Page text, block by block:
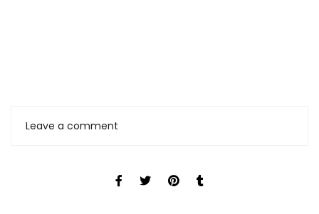
Leave a comment